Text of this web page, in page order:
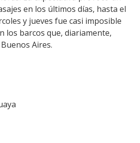
en los últimos días, hasta el
y jueves fue casi imposible
los barcos que, diariamente,
Aires.